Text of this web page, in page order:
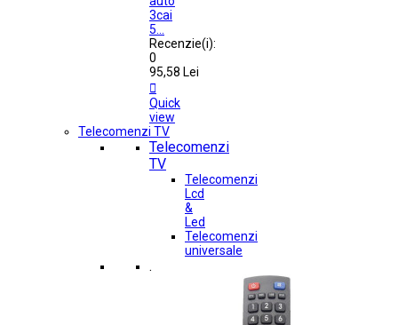
3cai
5...
Recenzie(i):
0
95,58 Lei

Quick
view
Telecomenzi TV
Telecomenzi
TV
Telecomenzi
Lcd
&
Led
Telecomenzi
universale
.